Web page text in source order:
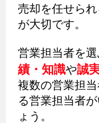
売却を任せら
が大切です。
営業担当者を
績・知識や誠
複数の営業担
る営業担当者
ょう。